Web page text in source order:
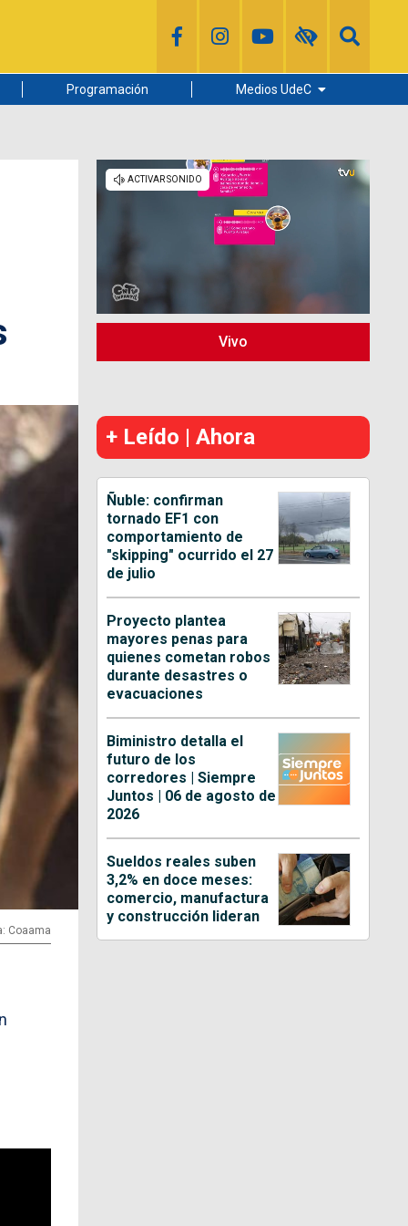
Programación Medios UdeC
Radio UdeC
Noticias UdeC
La Discusión
Coaama
Vivo
+ Leído | Ahora
Ñuble: confirman
tornado EF1 con
comportamiento de
"skipping" ocurrido el 27
de julio
Proyecto plantea
mayores penas para
quienes cometan robos
durante desastres o
evacuaciones
Biministro detalla el
futuro de los
corredores | Siempre
Juntos | 06 de agosto de
2026
Sueldos reales suben
3,2% en doce meses:
comercio, manufactura
y construcción lideran